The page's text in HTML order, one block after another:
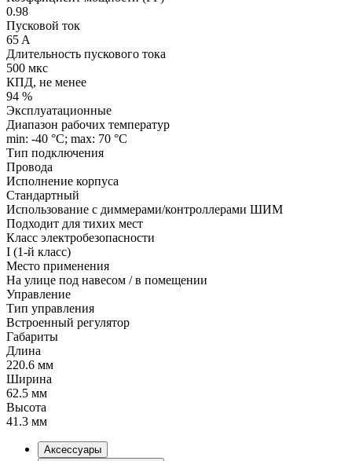
0.98
Пусковой ток
65 A
Длительность пускового тока
500 мкс
КПД, не менее
94 %
Эксплуатационные
Диапазон рабочих температур
min: -40 °C; max: 70 °C
Тип подключения
Провода
Исполнение корпуса
Стандартный
Использование с диммерами/контроллерами ШИМ
Подходит для тихих мест
Класс электробезопасности
I (1-й класс)
Место применения
На улице под навесом / в помещении
Управление
Тип управления
Встроенный регулятор
Габариты
Длина
220.6 мм
Ширина
62.5 мм
Высота
41.3 мм
Аксессуары